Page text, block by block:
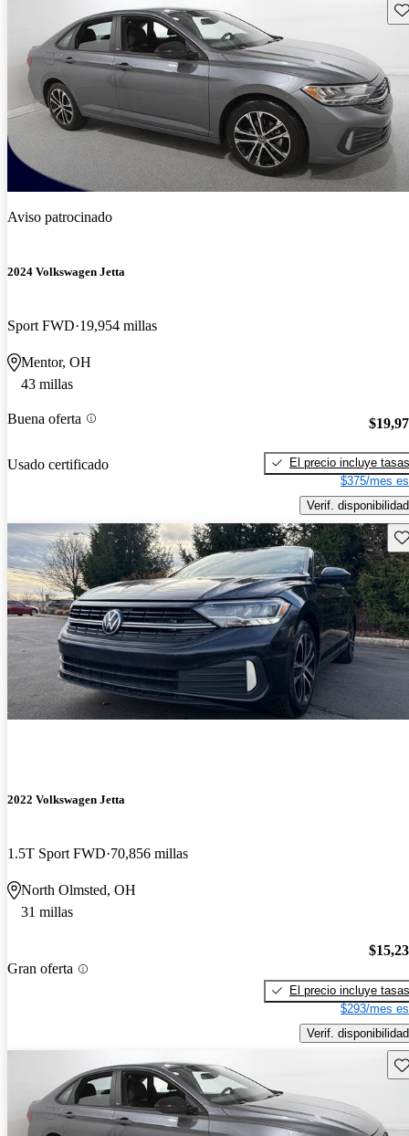
Aviso patrocinado
2024 Volkswagen Jetta
Sport FWD 19,954 millas
Mentor, OH
43 millas
Buena oferta
Usado certificado
El precio incluye tasas
$375/mes
Verif. disponibilidad
2022 Volkswagen Jetta
1.5T Sport FWD 70,856 millas
North Olmsted, OH
31 millas
Gran oferta
El precio incluye tasas
$293/mes
Verif. disponibilidad